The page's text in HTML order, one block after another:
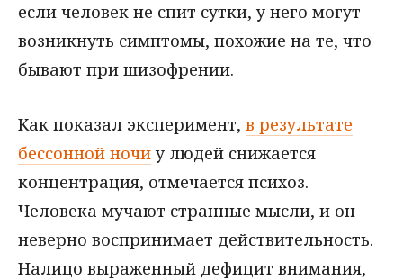
если человек не спит сутки, у него могут
возникнуть симптомы, похожие на те, что
бывают при шизофрении.
Как показал эксперимент, в результате
бессонной ночиу людей снижается
концентрация, отмечается психоз.
Человека мучают странные мысли, и он
неверно воспринимает действительность.
Налицо выраженный дефицит внимания,